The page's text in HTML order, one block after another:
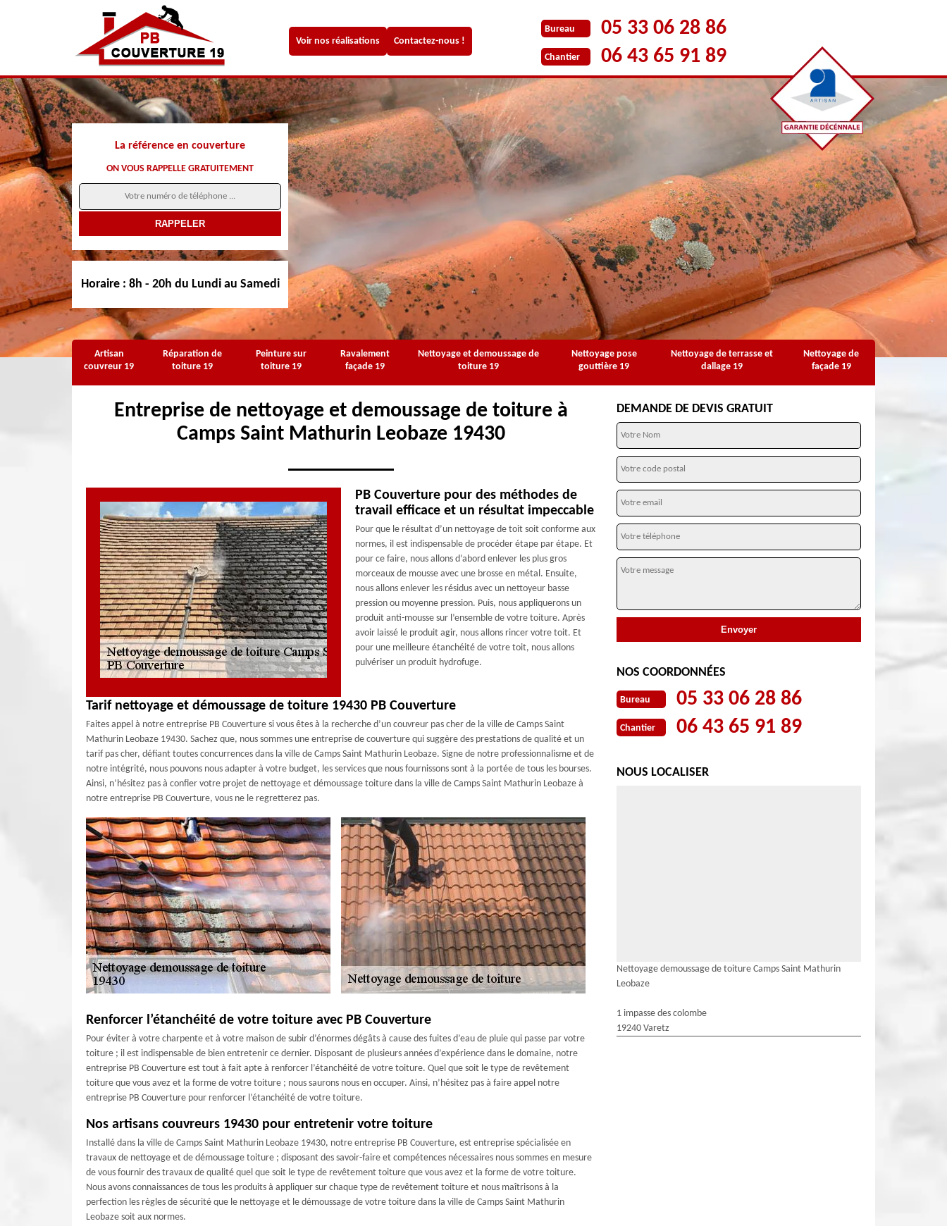
Voir nos réalisations Contactez-nous !
Bureau 05 33 06 28 86
Chantier 06 43 65 91 89
La référence en couverture
ON VOUS RAPPELLE GRATUITEMENT
Horaire : 8h - 20h du Lundi au Samedi
Artisan
couvreur 19
Réparation de
toiture 19
Peinture sur
toiture 19
Ravalement
façade 19
Nettoyage et demoussage de
toiture 19
Nettoyage pose
gouttière 19
Nettoyage de terrasse et
dallage 19
Nettoyage de
façade 19
Entreprise de nettoyage et demoussage de toiture à
Camps Saint Mathurin Leobaze 19430
PB Couverture pour des méthodes de
travail efficace et un résultat impeccable
Pour que le résultat d’un nettoyage de toit soit conforme aux
normes, il est indispensable de procéder étape par étape. Et
pour ce faire, nous allons d’abord enlever les plus gros
morceaux de mousse avec une brosse en métal. Ensuite,
nous allons enlever les résidus avec un nettoyeur basse
pression ou moyenne pression. Puis, nous appliquerons un
produit anti-mousse sur l’ensemble de votre toiture. Après
avoir laissé le produit agir, nous allons rincer votre toit. Et
pour une meilleure étanchéité de votre toit, nous allons
pulvériser un produit hydrofuge.
Tarif nettoyage et démoussage de toiture 19430 PB Couverture
Faites appel à notre entreprise PB Couverture si vous êtes à la recherche d’un couvreur pas cher de la ville de Camps Saint
Mathurin Leobaze 19430. Sachez que, nous sommes une entreprise de couverture qui suggère des prestations de qualité et un
tarif pas cher, défiant toutes concurrences dans la ville de Camps Saint Mathurin Leobaze. Signe de notre professionnalisme et de
notre intégrité, nous pouvons nous adapter à votre budget, les services que nous fournissons sont à la portée de tous les bourses.
Ainsi, n’hésitez pas à confier votre projet de nettoyage et démoussage toiture dans la ville de Camps Saint Mathurin Leobaze à
notre entreprise PB Couverture, vous ne le regretterez pas.
Renforcer l’étanchéité de votre toiture avec PB Couverture
Pour éviter à votre charpente et à votre maison de subir d’énormes dégâts à cause des fuites d’eau de pluie qui passe par votre
toiture ; il est indispensable de bien entretenir ce dernier. Disposant de plusieurs années d’expérience dans le domaine, notre
entreprise PB Couverture est tout à fait apte à renforcer l’étanchéité de votre toiture. Quel que soit le type de revêtement
toiture que vous avez et la forme de votre toiture ; nous saurons nous en occuper. Ainsi, n’hésitez pas à faire appel notre
entreprise PB Couverture pour renforcer l’étanchéité de votre toiture.
Nos artisans couvreurs 19430 pour entretenir votre toiture
Installé dans la ville de Camps Saint Mathurin Leobaze 19430, notre entreprise PB Couverture, est entreprise spécialisée en
travaux de nettoyage et de démoussage toiture ; disposant des savoir-faire et compétences nécessaires nous sommes en mesure
de vous fournir des travaux de qualité quel que soit le type de revêtement toiture que vous avez et la forme de votre toiture.
Nous avons connaissances de tous les produits à appliquer sur chaque type de revêtement toiture et nous maîtrisons à la
perfection les règles de sécurité que le nettoyage et le démoussage de votre toiture dans la ville de Camps Saint Mathurin
Leobaze soit aux normes.
DEMANDE DE DEVIS GRATUIT
NOS COORDONNÉES
Bureau 05 33 06 28 86
Chantier 06 43 65 91 89
NOUS LOCALISER
Nettoyage demoussage de toiture Camps Saint Mathurin
Leobaze
1 impasse des colombe
19240 Varetz